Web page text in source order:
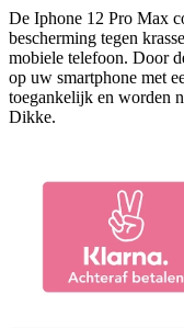
De Iphone 12 Pro Max
bescherming tegen
mobiele telefoon. Door
op uw smartphone met
toegankelijk en worden
Dikke.